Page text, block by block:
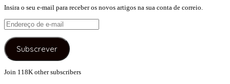
Insira o seu e-mail para receber os novos artigos na sua conta de correio.
Endereço
de
e-
mail
Subscrever
Join 118K other subscribers